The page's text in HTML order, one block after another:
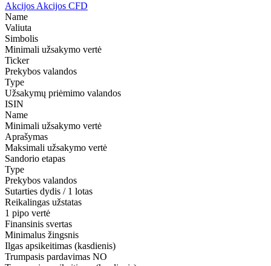
Akcijos Akcijos CFD
Name
Valiuta
Simbolis
Minimali užsakymo vertė
Ticker
Prekybos valandos
Type
Užsakymų priėmimo valandos
ISIN
Name
Minimali užsakymo vertė
Aprašymas
Maksimali užsakymo vertė
Sandorio etapas
Type
Prekybos valandos
Sutarties dydis / 1 lotas
Reikalingas užstatas
1 pipo vertė
Finansinis svertas
Minimalus žingsnis
Ilgas apsikeitimas (kasdienis)
Trumpasis pardavimas NO